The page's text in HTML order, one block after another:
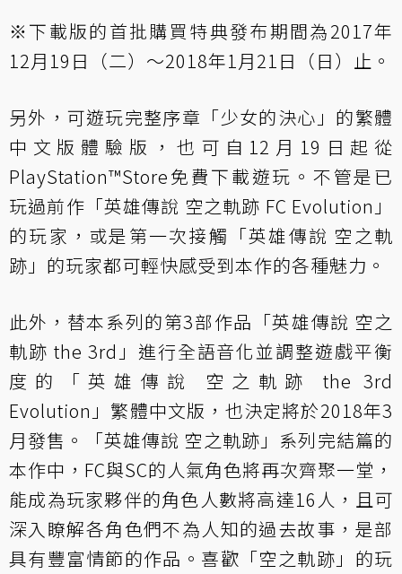
※下載版的首批購買特典發布期間為2017年
12月19日（二）～2018年1月21日（日）止。
另外，可遊玩完整序章「少女的決心」的繁體
中文版體驗版，也可自12月19日起從
PlayStation™Store免費下載遊玩。不管是已
玩過前作「英雄傳說 空之軌跡 FC Evolution」
的玩家，或是第一次接觸「英雄傳說 空之軌
跡」的玩家都可輕快感受到本作的各種魅力。
此外，替本系列的第3部作品「英雄傳說 空之
軌跡 the 3rd」進行全語音化並調整遊戲平衡
度的「英雄傳說 空之軌跡 the 3rd
Evolution」繁體中文版，也決定將於2018年3
月發售。「英雄傳說 空之軌跡」系列完結篇的
本作中，FC與SC的人氣角色將再次齊聚一堂，
能成為玩家夥伴的角色人數將高達16人，且可
深入瞭解各角色們不為人知的過去故事，是部
具有豐富情節的作品。喜歡「空之軌跡」的玩